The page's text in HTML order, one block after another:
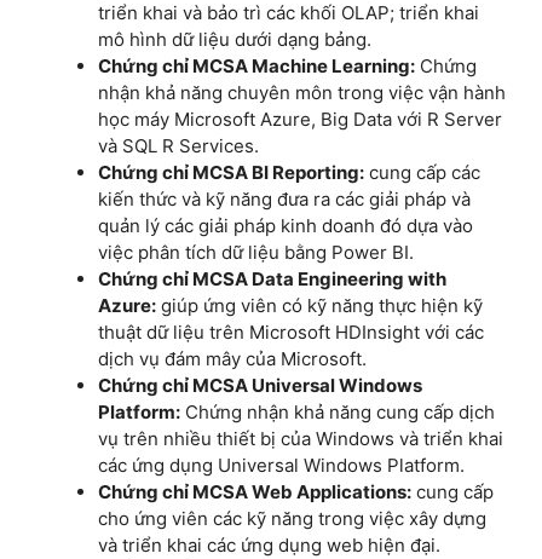
triển khai và bảo trì các khối OLAP; triển khai
mô hình dữ liệu dưới dạng bảng.
Chứng chỉ MCSA Machine Learning: Chứng
nhận khả năng chuyên môn trong việc vận hành
học máy Microsoft Azure, Big Data với R Server
và SQL R Services.
Chứng chỉ MCSA BI Reporting: cung cấp các
kiến thức và kỹ năng đưa ra các giải pháp và
quản lý các giải pháp kinh doanh đó dựa vào
việc phân tích dữ liệu bằng Power BI.
Chứng chỉ MCSA Data Engineering with
Azure: giúp ứng viên có kỹ năng thực hiện kỹ
thuật dữ liệu trên Microsoft HDInsight với các
dịch vụ đám mây của Microsoft.
Chứng chỉ MCSA Universal Windows
Platform: Chứng nhận khả năng cung cấp dịch
vụ trên nhiều thiết bị của Windows và triển khai
các ứng dụng Universal Windows Platform.
Chứng chỉ MCSA Web Applications: cung cấp
cho ứng viên các kỹ năng trong việc xây dựng
và triển khai các ứng dụng web hiện đại.